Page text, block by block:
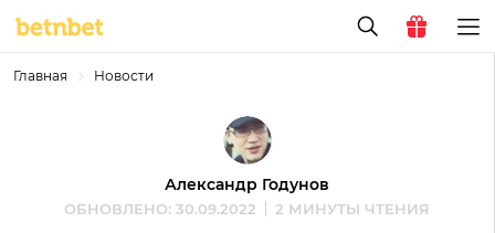
Главная Новости
Александр Годунов
ОБНОВЛЕНО: 30.09.2022 2 МИНУТЫ ЧТЕНИЯ